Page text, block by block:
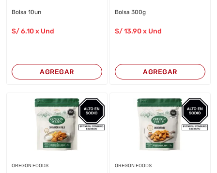
Bolsa 10un
S/6.10 x Und
AGREGAR
Bolsa 300g
S/13.90x Und
AGREGAR
OREGON FOODS OREGON FOODS